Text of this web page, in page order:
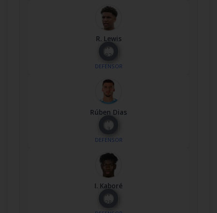
R. Lewis
Nº
82
DEFENSOR
Rúben Dias
Nº
3
DEFENSOR
I. Kaboré
Nº
28